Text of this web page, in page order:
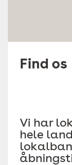
Find os
Vi har
hele